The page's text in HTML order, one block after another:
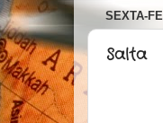
SEXTA-
Salta